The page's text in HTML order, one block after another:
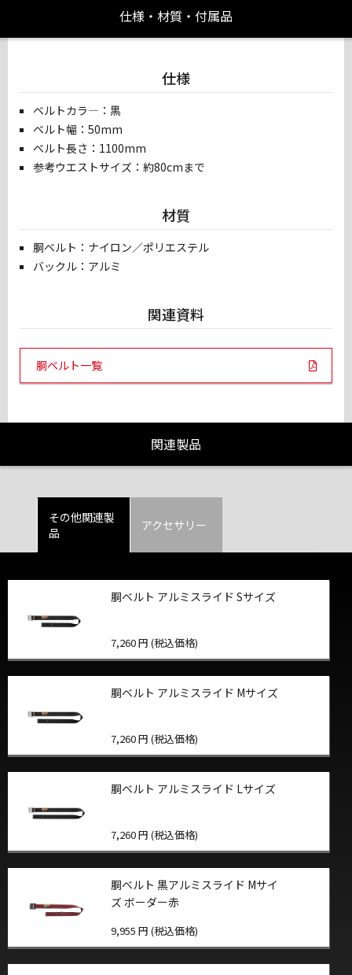
仕様・材質・付属品
仕様
ベルトカラ―：黒
ベルト幅：50mm
ベルト長さ：1100mm
参考ウエストサイズ：約80cmまで
材質
胴ベルト：ナイロン／ポリエステル
バックル：アルミ
関連資料
胴ベルト一覧PDF Links
関連製品
その他関連製
品
アクセサリー
胴ベルト アルミスライド Sサイズ
7,260 円 (税込価格)
胴ベルト アルミスライド Mサイズ
7,260 円 (税込価格)
胴ベルト アルミスライド Lサイズ
7,260 円 (税込価格)
胴ベルト 黒アルミスライド Mサイ
ズ ボーダー赤
9,955 円 (税込価格)